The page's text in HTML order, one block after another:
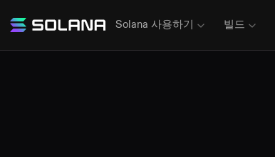
Solana 사용하기 빌드